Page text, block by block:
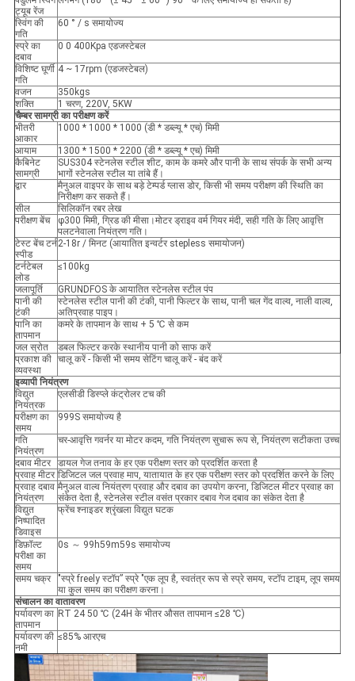
ट्यूब रेंज
स्विंग की
गति
60 ° / s समायोज्य
स्प्रे का
दबाव
0 0 400Kpa एडजस्टेबल
विशिष्ट घूर्णी
गति
4 ~ 17rpm (एडजस्टेबल)
वजन
350kgs
शक्ति
1 चरण, 220V, 5KW
चैम्बर सामग्री का परीक्षण करें
भीतरी
आकार
1000 * 1000 * 1000 (डी * डब्ल्यू * एच) मिमी
आयाम
1300 * 1500 * 2200 (डी * डब्ल्यू * एच) मिमी
कैबिनेट
सामग्री
SUS304 स्टेनलेस स्टील शीट, काम के कमरे और पानी के साथ संपर्क के सभी अन्य
भागों स्टेनलेस स्टील या तांबे हैं।
द्वार
मैनुअल वाइपर के साथ बड़े टेम्पर्ड ग्लास डोर, किसी भी समय परीक्षण की स्थिति का
निरीक्षण कर सकते हैं।
सील
सिलिकॉन रबर लेख
परीक्षण बेंच
φ300 मिमी, ग्रिड की मीसा।मोटर ड्राइव वर्म गियर मंदी, सही गति के लिए आवृत्ति
पलटनेवाला नियंत्रण गति।
टेस्ट बेंच टर्न
स्पीड
2-18r / मिनट (आयातित इन्वर्टर stepless समायोजन)
टर्नटेबल
लोड
≤100kg
जलापूर्ति
GRUNDFOS के आयातित स्टेनलेस स्टील पंप
पानी की
टंकी
स्टेनलेस स्टील पानी की टंकी, पानी फिल्टर के साथ, पानी चल गेंद वाल्व, नाली वाल्व,
अतिप्रवाह पाइप।
पानि का
तापमान
कमरे के तापमान के साथ + 5 ℃ से कम
जल स्रोत
डबल फिल्टर करके स्थानीय पानी को साफ करें
प्रकाश की
व्यवस्था
चालू करें - किसी भी समय सेटिंग चालू करें - बंद करें
इव्यापी नियंत्रण
विद्युत
नियंत्रक
एलसीडी डिस्प्ले कंट्रोलर टच की
परीक्षण का
समय
999S समायोज्य है
गति
नियंत्रण
चर-आवृत्ति गवर्नर या मोटर कदम, गति नियंत्रण सुचारू रूप से, नियंत्रण सटीकता उच्च
दबाव मीटर
डायल गेज तनाव के हर एक परीक्षण स्तर को प्रदर्शित करता है
प्रवाह मीटर डिजिटल जल प्रवाह माप, यातायात के हर एक परीक्षण स्तर को प्रदर्शित करने के लिए
प्रवाह दबाव
नियंत्रण
मैनुअल वाल्व नियंत्रण प्रवाह और दबाव का उपयोग करना, डिजिटल मीटर प्रवाह का
संकेत देता है, स्टेनलेस स्टील वसंत प्रकार दबाव गेज दबाव का संकेत देता है
विद्युत
निष्पादित
डिवाइस
फ्रेंच श्नाइडर श्रृंखला विद्युत घटक
डिफ़ॉल्ट
परीक्षा का
समय
0s ～ 99h59m59s समायोज्य
समय चक्र
"स्प्रे freely स्टॉप” स्प्रे "एक लूप है, स्वतंत्र रूप से स्प्रे समय, स्टॉप टाइम, लूप समय
या कुल समय का परीक्षण करना।
संचालन का वातावरण
पर्यावरण का
तापमान
RT 24 50 ℃ (24H के भीतर औसत तापमान ≤28 ℃)
पर्यावरण की
नमी
≤85% आरएच